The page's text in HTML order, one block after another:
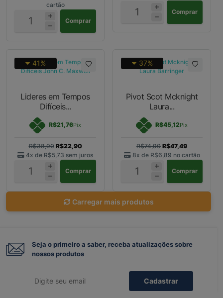
cartão
Comprar
Comprar
41%
Lideres em Tempos
Difíceis...
R$21,76Pix
R$38,90 R$22,90
4x de R$5,73 sem juros
Comprar
37%
Pivot Scot Mcknight
Laura...
R$45,12Pix
R$74,90 R$47,49
8x de R$6,89 no cartão
Comprar
Carregar mais produtos
Seja o primeiro a saber, receba atualizações sobre
nossos produtos
Cadastrar